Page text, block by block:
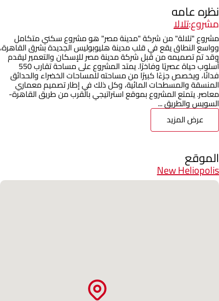
نظره عامه
مشروع:تلالا
مشروع "تلالة" من شركة "مدينة مصر" هو مشروع سكني متكامل
وواسع النطاق يقع في قلب مدينة هليوبوليس الجديدة بشرق القاهرة،
وقد تم تصميمه من قبل شركة مدينة مصر للإسكان والتعمير ليقدم
أسلوب حياة عصريًا وفاخرًا. يمتد المشروع على مساحة تقارب 550
فدانًا، ويخصص جزءًا كبيرًا من مساحته للمساحات الخضراء والحدائق
المنسقة والمسطحات المائية، وكل ذلك في إطار تصميم معماري
معاصر. يتمتع المشروع بموقع استراتيجي بالقرب من طريق القاهرة-
السويس والطريق ...
عرض المزيد
الموقع
New Heliopolis